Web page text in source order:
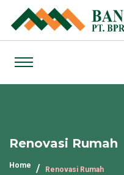
Renovasi Rumah
Home Renovasi Rumah